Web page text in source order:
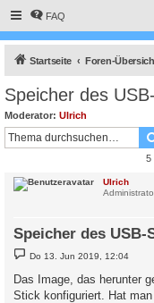
FAQ
Startseite Foren-
Speicher des
Moderator: Ulrich
5
Ulrich
Speicher des
B
e
t
r
Do 13. Jun 2019, 12:04
Das Image, das herunter
Stick konfiguriert. Hat